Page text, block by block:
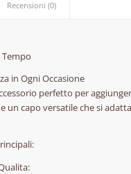
Recensioni (0)
Tempo
in Ogni Occasione
perfetto per
e un capo versatile che si